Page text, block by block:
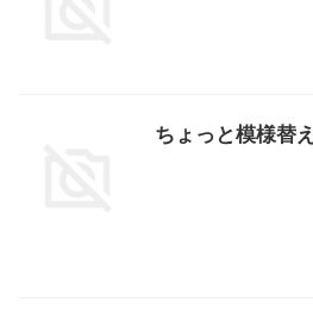
ちょっと模様替え